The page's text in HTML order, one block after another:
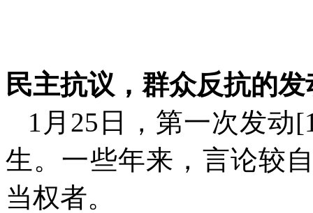
民主抗议，群众反抗的发
1 月 25 日，第一次发动
生。一些年来，言论较
当权者。